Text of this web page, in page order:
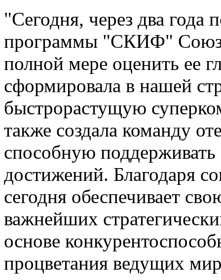
"Сегодня, через два года
программы "СКИФ"
полной мере оценить ее
сформировала в нашей
быстрорастущую
также создала команду
способную
достижений. Благодаря
сегодня обеспечивает
важнейших
основе
процветания ведущих